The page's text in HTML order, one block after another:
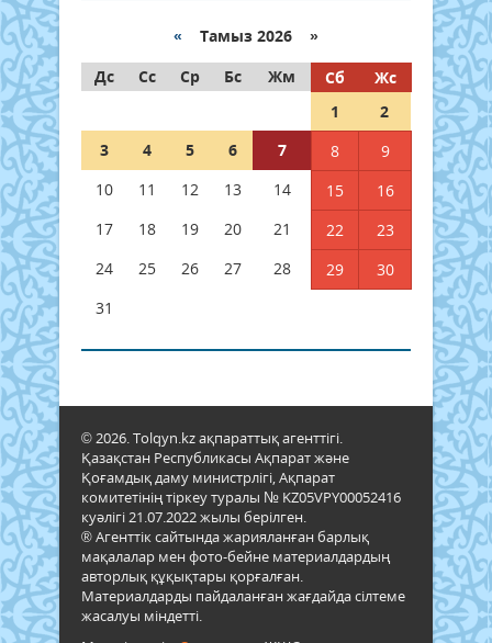
« Тамыз 2026 »
Дс
Сс Ср Бс Жм Сб
Жс
1
2
3
4 5 6 7 8
9
10
11 12 13 14 15
16
17
18 19 20 21 22
23
24
25 26 27 28 29
30
31
© 2026. Tolqyn.kz ақпараттық агенттігі.
Қазақстан Республикасы Ақпарат және
Қоғамдық даму министрлігі, Ақпарат
комитетінің тіркеу туралы № KZ05VPY00052416
куәлігі 21.07.2022 жылы берілген.
® Агенттік сайтында жарияланған барлық
мақалалар мен фото-бейне материалдардың
авторлық құқықтары қорғалған.
Материалдарды пайдаланған жағдайда сілтеме
жасалуы міндетті.